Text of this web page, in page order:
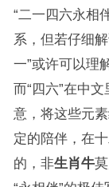
“二一四六永相
系，但若仔细
一”或许可以理
而“四六”在中
意，将这些元
定的陪伴，在
的，非生肖牛